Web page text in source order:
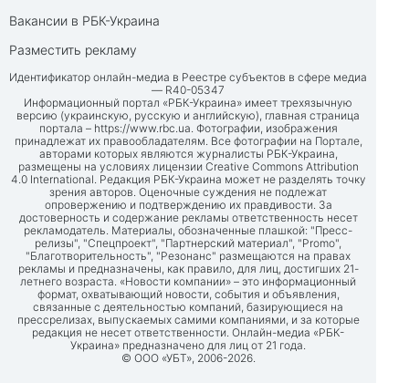
Вакансии в РБК-Украина
Разместить рекламу
Идентификатор онлайн-медиа в Реестре субъектов в сфере медиа
— R40-05347
Информационный портал «РБК-Украина» имеет трехязычную
версию (украинскую, русскую и английскую), главная страница
портала – https://www.rbc.ua. Фотографии, изображения
принадлежат их правообладателям. Все фотографии на Портале,
авторами которых являются журналисты РБК-Украина,
размещены на условиях лицензии Creative Commons Attribution
4.0 International. Редакция РБК-Украина может не разделять точку
зрения авторов. Оценочные суждения не подлежат
опровержению и подтверждению их правдивости. За
достоверность и содержание рекламы ответственность несет
рекламодатель. Материалы, обозначенные плашкой: "Пресс-
релизы", "Спецпроект", "Партнерский материал", "Promo",
"Благотворительность", "Резонанс" размещаются на правах
рекламы и предназначены, как правило, для лиц, достигших 21-
летнего возраста. «Новости компании» – это информационный
формат, охватывающий новости, события и объявления,
связанные с деятельностью компаний, базирующиеся на
прессрелизах, выпускаемых самими компаниями, и за которые
редакция не несет ответственности. Онлайн-медиа «РБК-
Украина» предназначено для лиц от 21 года.
© ООО «УБТ», 2006-2026.